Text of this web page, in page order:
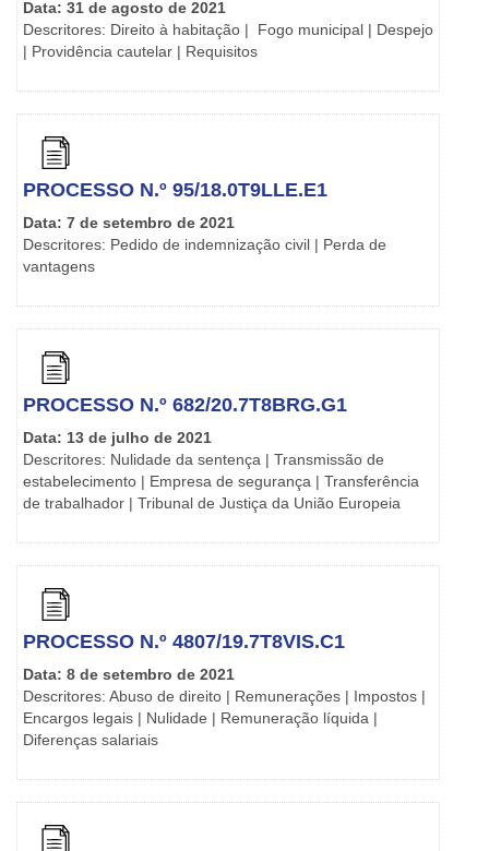
Data: 31 de agosto de 2021
Descritores: Direito à habitação | Fogo municipal | Despejo
| Providência cautelar | Requisitos
PROCESSO N.º 95/18.0T9LLE.E1
Data: 7 de setembro de 2021
Descritores: Pedido de indemnização civil | Perda de
vantagens
PROCESSO N.º 682/20.7T8BRG.G1
Data: 13 de julho de 2021
Descritores: Nulidade da sentença | Transmissão de
estabelecimento | Empresa de segurança | Transferência
de trabalhador | Tribunal de Justiça da União Europeia
PROCESSO N.º 4807/19.7T8VIS.C1
Data: 8 de setembro de 2021
Descritores: Abuso de direito | Remunerações | Impostos |
Encargos legais | Nulidade | Remuneração líquida |
Diferenças salariais